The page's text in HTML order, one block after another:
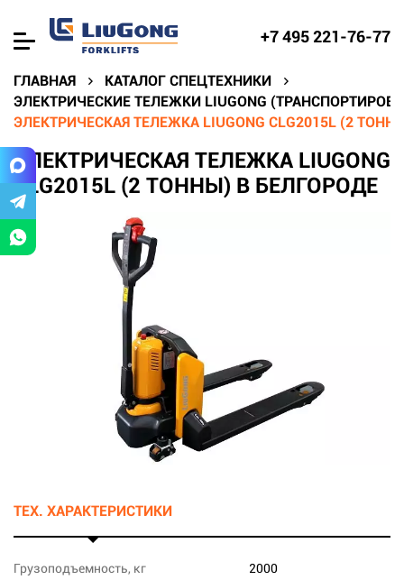
+7 495 221-76-77
ГЛАВНАЯ
КАТАЛОГ СПЕЦТЕХНИКИ
ЭЛЕКТРИЧЕСКИЕ ТЕЛЕЖКИ LIUGONG
ЭЛЕКТРИЧЕСКАЯ ТЕЛЕЖКА LIUGONG CLG2015L (2
ЭЛЕКТРИЧЕСКАЯ ТЕЛЕЖКА LIUGONG
CLG2015L (2 ТОННЫ) В БЕЛГОРОДЕ
ТЕХ. ХАРАКТЕРИСТИКИ
Грузоподъемность, кг
2000